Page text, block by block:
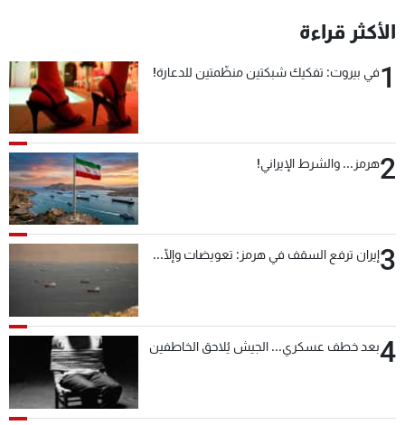
الأكثر قراءة
1في بيروت: تفكيك شبكتين منظّمتين للدعارة!
2هرمز... والشرط الإيراني!
3إيران ترفع السقف في هرمز: تعويضات وإلّا...
4بعد خطف عسكري... الجيش يُلاحق الخاطفين
لاعلاناتكم